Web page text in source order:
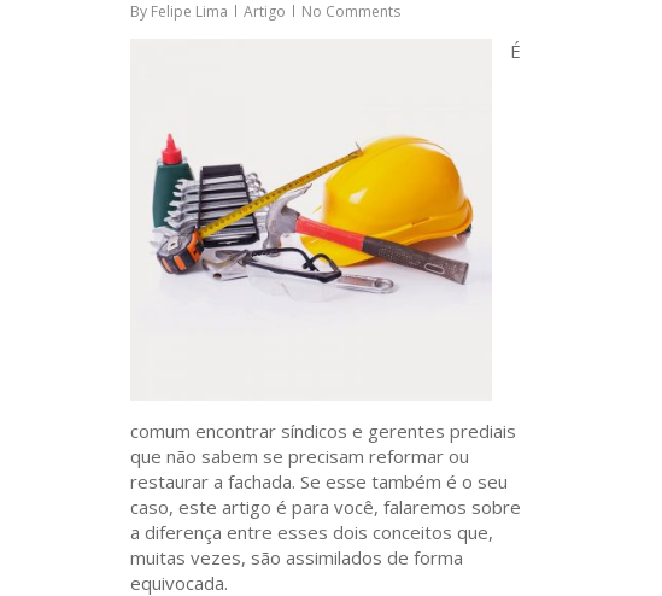
By Felipe Lima Artigo No Comments
É
comum encontrar síndicos e gerentes prediais
que não sabem se precisam reformar ou
restaurar a fachada. Se esse também é o seu
caso, este artigo é para você, falaremos sobre
a diferença entre esses dois conceitos que,
muitas vezes, são assimilados de forma
equivocada.